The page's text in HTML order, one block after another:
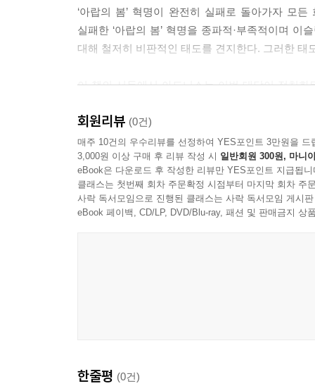
진정한 역사는 정복당한 자들의 역사입니다. 추
입니다. 이들이야말로 문화의 독특한 분위기를 형
--- p.202
‘아랍의 봄’ 혁명이 완전히 실패로 돌아가자 모
실패한 ‘아랍의 봄’ 혁명을 종파적·부족적이며
대해 철저히 비판적인 태도를 견지한다. 그러한
이 책의 서두에서 아도니스는 이번 대담이 정치
것이다. 여성성에 대한 억압, 복종을 거부하는 자
널리 알려지지 않았지만 종교적 속박과 싸우며 진
필요하다고 강조하기도 한다.
절망 속에서도 놓칠 수 없는 아랍 사회 변혁의 실마
이 책에서 아도니스는 신 또한 사탄과 대화했다는
회원리뷰 (0건)
매주 10건의 우수리뷰를 선정하여 YES포인트 3만원을 드
3,000원 이상 구매 후 리뷰 작성 시 일반회원 300원, 마니
eBook은 다운로드 후 작성한 리뷰만 YES포인트 지급됩니
클래스는 첫번째 회차 주문확정 시점부터 마지막 회차 주
사락 독서모임으로 진행된 클래스는 사락 독서모임 게시
eBook 페이백, CD/LP, DVD/Blu-ray, 패션 및 판매금지 상
한줄평 (0건)